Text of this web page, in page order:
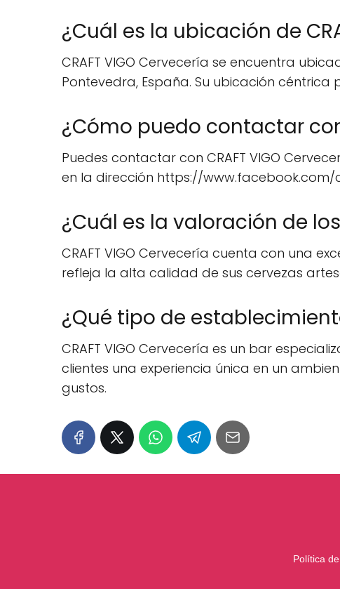
¿Cuál es la ubicación de
CRAFT VIGO Cervecería se encuentra
Pontevedra, España. Su ubicación
¿Cómo puedo contactar
Puedes contactar con CRAFT VIGO
en la dirección https://
¿Cuál es la valoración de
CRAFT VIGO Cervecería cuenta con una
refleja la alta calidad de sus cervezas
¿Qué tipo de
CRAFT VIGO Cervecería es un bar
clientes una experiencia única en un
gustos.
Política